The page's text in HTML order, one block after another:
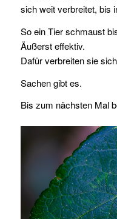
sich weit verbreitet, bis
So ein Tier schmaust
Äußerst effektiv.
Dafür verbreiten sie
Sachen gibt es.
Bis zum nächsten Mal